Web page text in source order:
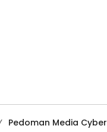
Pedoman Media Cyber